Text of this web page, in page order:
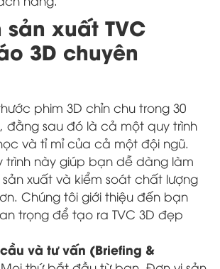
sản xuất TVC
3D chuyên
phim 3D chỉn chu trong 30
đằng sau đó là cả một quy trình
và tỉ mỉ của cả một đội ngũ.
trình này giúp bạn dễ dàng làm
xuất và kiểm soát chất lượng
Chúng tôi giới thiệu đến bạn
trọng để tạo ra TVC 3D đẹp
và tư vấn (Briefing &